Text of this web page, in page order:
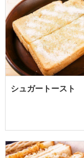
シュガートースト